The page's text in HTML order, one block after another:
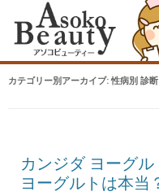
カテゴリー別アーカイブ:性病別 診断
カンジダ ヨーグ
ヨーグルトは本当